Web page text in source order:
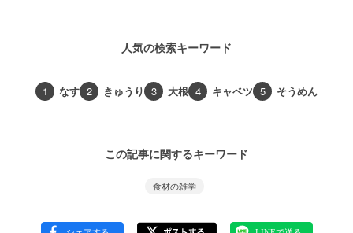
人気の検索キーワード
1 なす 2 きゅうり 3 大根 4 キャベツ 5 そうめん
この記事に関するキーワード
食材の雑学